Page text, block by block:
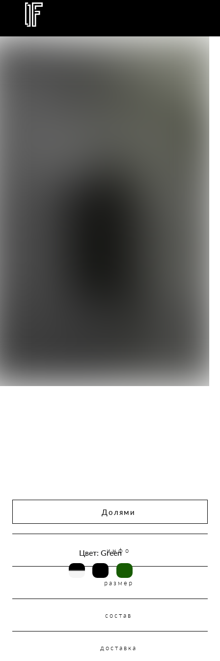
Долями
инфо
размер
состав
доставка
Цвет: Green